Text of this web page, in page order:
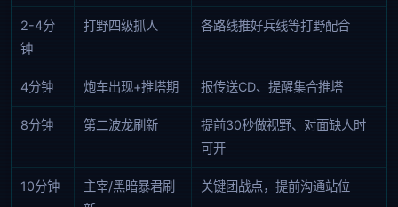
2-4分
钟
打野四级抓人 各路线推好兵线等打野配合
4分钟 炮车出现+推塔期 报传送CD、提醒集合推塔
8分钟 第二波龙刷新
提前30秒做视野、对面缺人时
可开
10分钟
主宰/黑暗暴君刷
关键团战点，提前沟通站位